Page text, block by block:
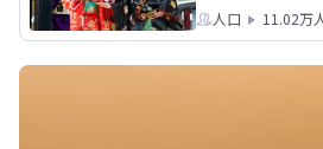
人口 11.02万